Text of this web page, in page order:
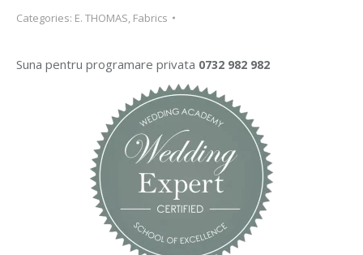
Categories: E. THOMAS, Fabrics
Suna pentru programare privata 0732 982 982